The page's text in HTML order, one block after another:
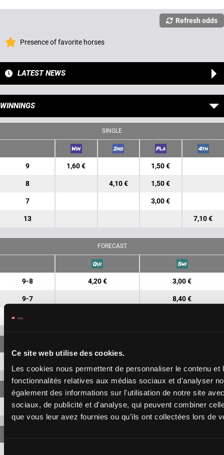
Ce site web utilise des cookies.
Les cookies nous permettent de personnaliser le contenu
fonctionnalités relatives aux médias sociaux et d'analyser
également des informations sur l'utilisation de notre site
sociaux, de publicité et d'analyse, qui peuvent combiner
que vous leur avez fournies ou qu'ils ont collectées lors de
Refresh odds
Presence of favorite horses
LATEST NEWS
WINNINGS
SINGLE
9 1,60 € 1,50 €
8 4,10 € 1,50 €
7 3,00 €
13 7,10 €
FORECAST
9-8 4,20 € 3,00 €
9-7 8,40 €
8-7
9-8-7 58,00 €